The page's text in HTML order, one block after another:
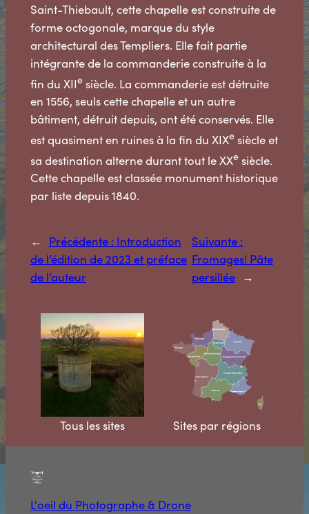
Saint-Thiebault, cette chapelle est construite de
forme octogonale, marque du style
architectural des Templiers. Elle fait partie
intégrante de la commanderie construite à la
fin du XIIesiècle. La commanderie est détruite
en 1556, seuls cette chapelle et un autre
bâtiment, détruit depuis, ont été conservés. Elle
est quasiment en ruines à la fin du XIXesiècle et
sa destination alterne durant tout le XXesiècle.
Cette chapelle est classée monument historique
par liste depuis 1840.
← Précédente : Introduction
de l’édition de 2023 et préface
de l’auteur
Suivante :
Fromages! Pâte
persillée →
Tous les sites Sites par régions
L'oeil du Photographe & Drone